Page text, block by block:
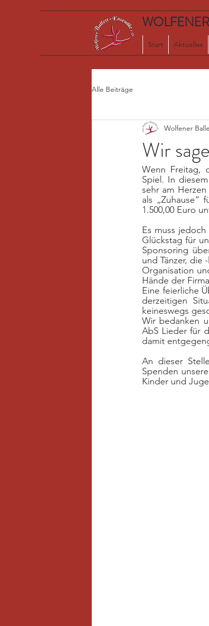
Start Aktuelles
Alle Beiträge
Wir
Wolfener
Wenn Freitag,
Spiel. In
sehr am
als „Zuhause“
1.500,00 Euro
Es muss
Glückstag für
Sponsoring
und Tänzer, die
Organisation
Hände der
Eine feierliche
derzeitigen
keineswegs
Wir bedanken
AbS Lieder für
damit
An dieser
Spenden
Kinder und